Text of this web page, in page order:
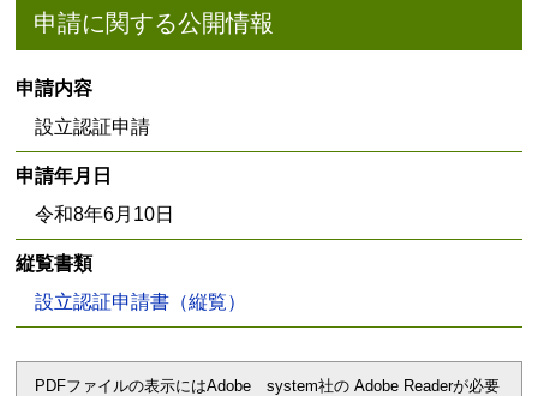
申請に関する公開情報
申請内容
設立認証申請
申請年月日
令和8年6月10日
縦覧書類
設立認証申請書（縦覧）
PDFファイルの表示にはAdobe system社の Adobe Readerが必要